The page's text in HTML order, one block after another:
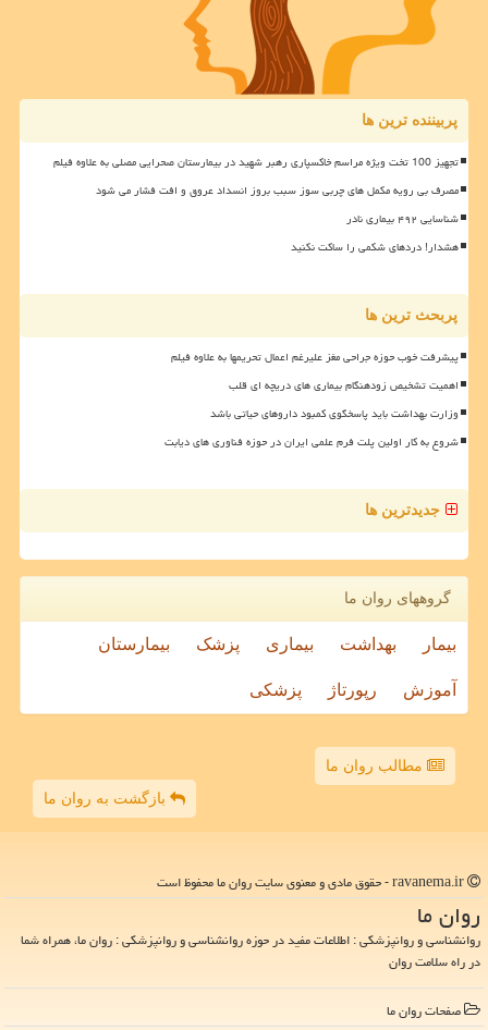
پربیننده ترین ها
تجهیز 100 تخت ویژه مراسم خاکسپاری رهبر شهید در بیمارستان صحرایی مصلی به علاوه فیلم
مصرف بی رویه مکمل های چربی سوز سبب بروز انسداد عروق و افت فشار می شود
شناسایی ۴۹۲ بیماری نادر
هشدار! دردهای شکمی را ساکت نکنید
پربحث ترین ها
پیشرفت خوب حوزه جراحی مغز علیرغم اعمال تحریمها به علاوه فیلم
اهمیت تشخیص زودهنگام بیماری های دریچه ای قلب
وزارت بهداشت باید پاسخگوی کمبود داروهای حیاتی باشد
شروع به کار اولین پلت فرم علمی ایران در حوزه فناوری های دیابت
جدیدترین ها
گروههای روان ما
بیمار بهداشت بیماری پزشک بیمارستان
آموزش رپورتاژ پزشکی
مطالب روان ما
بازگشت به روان ما
روان ما
روانشناسی و روانپزشکی : اطلاعات مفید در حوزه روانشناسی و روانپزشکی : روان ما، همراه شما
در راه سلامت روان
صفحات روان ما